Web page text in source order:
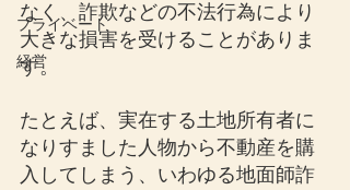
プライベート
経営
なく、詐欺などの不法行為により
大きな損害を受けることがありま
す。
たとえば、実在する土地所有者に
なりすました人物から不動産を購
入してしまう、いわゆる地面師詐